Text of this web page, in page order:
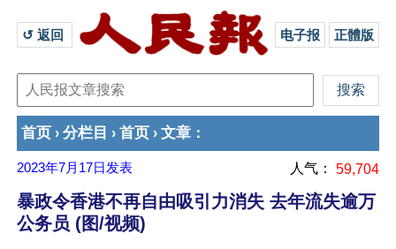
↺ 返回 电子报 正體版
首页 › 分栏目 › 首页 › 文章 ：
2023年7月17日 发表 人气： 59,704
暴政令香港不再自由吸引力消失 去年流失逾万
公务员 (图/视频)